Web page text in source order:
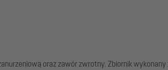
oraz zawór zwrotny. Zbiornik